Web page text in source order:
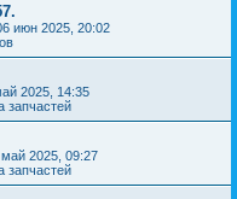
июн 2025, 20:02
2025, 14:35
запчастей
2025, 09:27
запчастей